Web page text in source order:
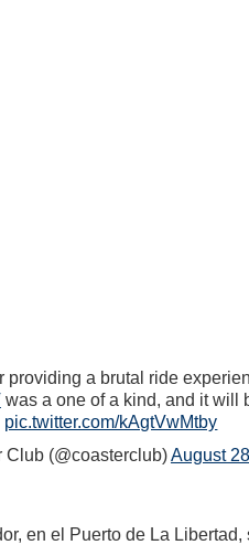
providing a brutal ride
was a one of a kind, and it will
pic.twitter.com/kAgtVwMtby
(@coasterclub)August
en el Puerto de La